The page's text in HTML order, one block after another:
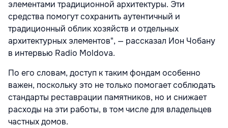
элементами традиционной архитектуры. Эти
средства помогут сохранить аутентичный и
традиционный облик хозяйств и отдельных
архитектурных элементов", — рассказал Ион Чобану
в интервью Radio Moldova.
По его словам, доступ к таким фондам особенно
важен, поскольку это не только помогает соблюдать
стандарты реставрации памятников, но и снижает
расходы на эти работы, в том числе для владельцев
частных домов.